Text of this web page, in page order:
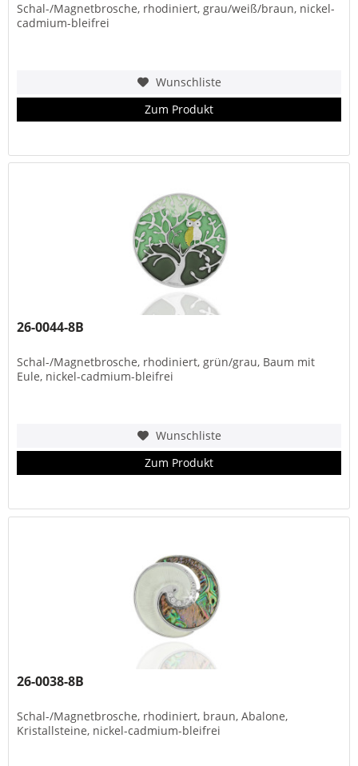
Schal-/Magnetbrosche, rhodiniert, grau/weiß/braun, nickel-
cadmium-bleifrei
Wunschliste
Zum Produkt
26-0044-8B
Schal-/Magnetbrosche, rhodiniert, grün/grau, Baum mit
Eule, nickel-cadmium-bleifrei
Wunschliste
Zum Produkt
26-0038-8B
Schal-/Magnetbrosche, rhodiniert, braun, Abalone,
Kristallsteine, nickel-cadmium-bleifrei